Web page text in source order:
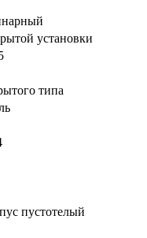
установки
типа
пустотелый